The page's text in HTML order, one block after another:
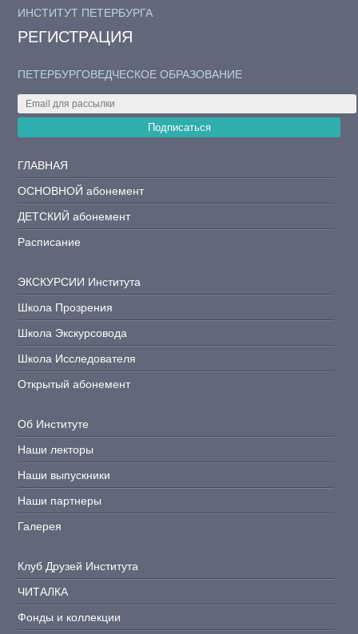
ИНСТИТУТ ПЕТЕРБУРГА
РЕГИСТРАЦИЯ
ГЛАВНАЯ
ОСНОВНОЙ абонемент
ДЕТСКИЙ абонемент
Расписание
ЭКСКУРСИИ Института
Школа Прозрения
Школа Экскурсовода
Школа Исследователя
Открытый абонемент
Об Институте
Наши лекторы
Наши выпускники
Наши партнеры
Галерея
Клуб Друзей Института
ЧИТАЛКА
Фонды и коллекции
ПЕТЕРБУРГОВЕДЧЕСКОЕ ОБРАЗОВАНИЕ
Подписаться